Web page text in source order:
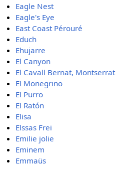
Eagle Nest
Eagle's Eye
East Coast Pérouré
Educh
Ehujarre
El Canyon
El Cavall Bernat, Montserrat
El Monegrino
El Purro
El Ratón
Elisa
Elssas Frei
Emilie jolie
Eminem
Emmaüs